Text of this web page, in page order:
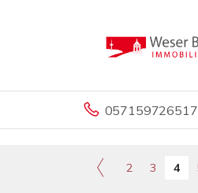
057159726517
2 3 4